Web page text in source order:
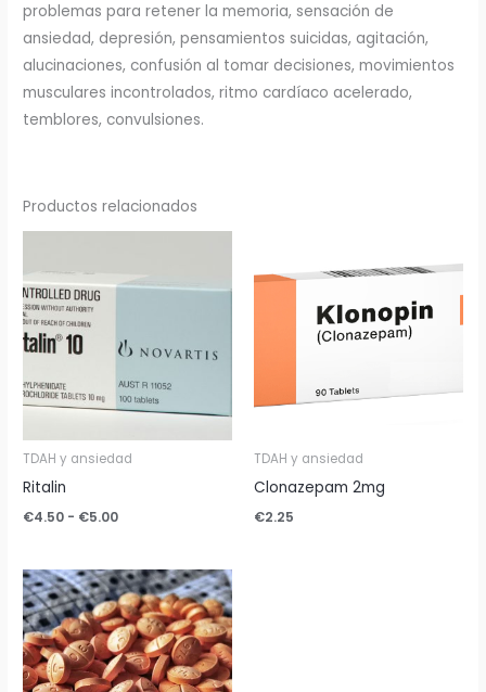
problemas para retener la memoria, sensación de
ansiedad, depresión, pensamientos suicidas, agitación,
alucinaciones, confusión al tomar decisiones, movimientos
musculares incontrolados, ritmo cardíaco acelerado,
temblores, convulsiones.
Productos relacionados
TDAH y ansiedad
Ritalin
€4.50 - €5.00
desde
€5.00
TDAH y ansiedad
Clonazepam 2mg
€2.25
Rango
de
precios:
desde
€5.00
hasta
€6.00